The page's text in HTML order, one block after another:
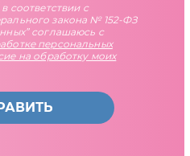
соответствии с
закона № 152-ФЗ
соглашаюсь с
персональных
на обработку моих